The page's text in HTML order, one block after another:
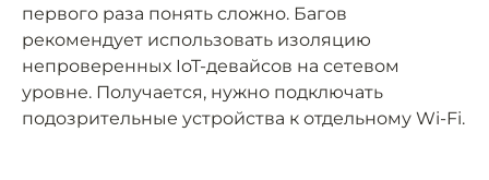
первого раза понять сложно. Багов
рекомендует использовать изоляцию
непроверенных IoT-девайсов на сетевом
уровне. Получается, нужно подключать
подозрительные устройства к отдельному Wi-Fi.